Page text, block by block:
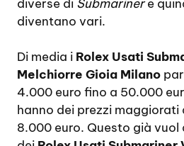
diverse di Submarinere
diventano vari.
Di media i Rolex Usati
Melchiorre Gioia Milano
4.000 euro fino a 50.000
hanno dei prezzi maggiorati
8.000 euro. Questo già vuol